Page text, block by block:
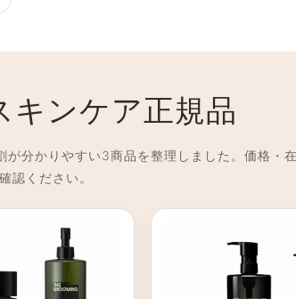
キンケア正規品
分かりやすい3商品を整理しました。価格・
認ください。